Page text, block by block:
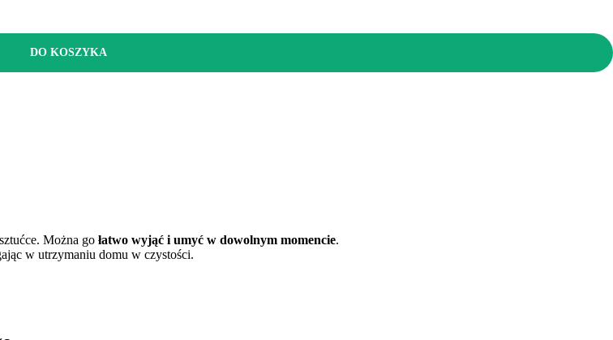
DO KOSZYKA
Można go łatwo wyjąć i umyć w dowolnym momencie.
w utrzymaniu domu w czystości.